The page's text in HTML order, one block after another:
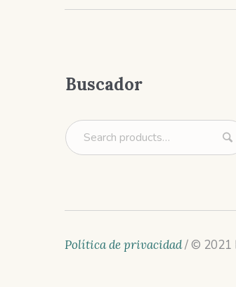
Buscador
Política de privacidad/ © 2021